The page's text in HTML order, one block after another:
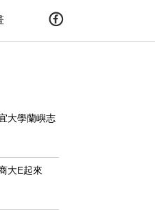
大學蘭嶼志
大E起來